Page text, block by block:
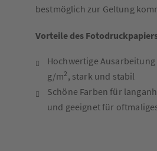
bestmöglich zur Geltung
Vorteile des
Hochwertige Ausarbeitung
g/m2 , stark und stabil
Schöne Farben für
und geeignet für